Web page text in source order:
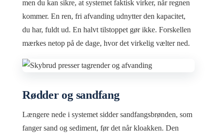
men du kan sikre, at systemet faktisk virker, når regnen
kommer. En ren, fri afvanding udnytter den kapacitet,
du har, fuldt ud. En halvt tilstoppet gør ikke. Forskellen
mærkes netop på de dage, hvor det virkelig vælter ned.
Rødder og sandfang
Længere nede i systemet sidder sandfangsbrønden, som
fanger sand og sediment, før det når kloakken. Den